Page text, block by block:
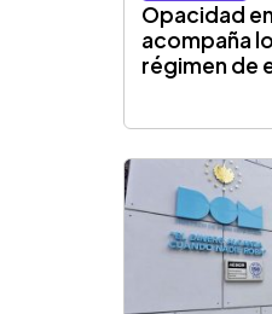
Opacidad
acompaña
régimen de